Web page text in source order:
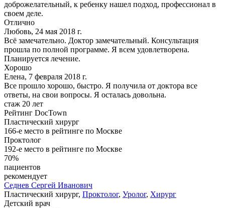
доброжелательный, к ребенку нашел подход, профессионал в
своем деле.
Отлично
Любовь, 24 мая 2018 г.
Всё замечательно. Доктор замечательный. Консультация
прошла по полной программе. Я всем удовлетворена.
Планируется лечение.
Хорошо
Елена, 7 февраля 2018 г.
Все прошло хорошо, быстро. Я получила от доктора все
ответы, на свои вопросы. Я осталась довольна.
стаж 20 лет
Рейтинг DocTown
Пластический хирург
166-е место в рейтинге по Москве
Проктолог
192-е место в рейтинге по Москве
70%
пациентов
рекомендует
Седнев Сергей Иванович
Пластический хирург, Проктолог, Уролог, Хирург
Детский врач